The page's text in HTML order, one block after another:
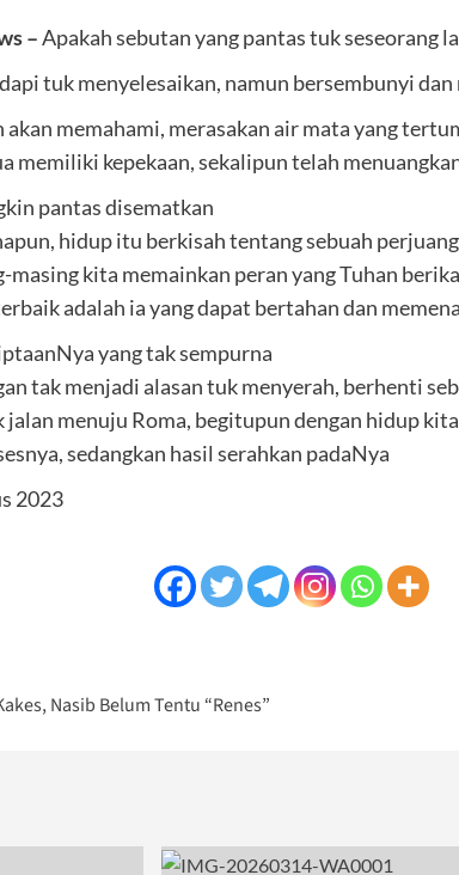
–Apakah sebutan yang pantas tuk seseorang
tuk menyelesaikan, namun bersembunyi dan
memahami, merasakan air mata yang
memiliki kepekaan, sekalipun telah
pantas disematkan
hidup itu berkisah tentang sebuah
masing kita memainkan peran yang Tuhan
adalah ia yang dapat bertahan dan
yang tak sempurna
tak menjadi alasan tuk menyerah, berhenti
jalan menuju Roma, begitupun dengan hidup kita
sedangkan hasil serahkan padaNya
2023
Nasib Belum Tentu “Renes”